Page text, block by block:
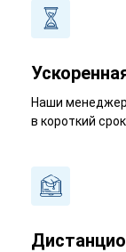
Наши
в короткий срок